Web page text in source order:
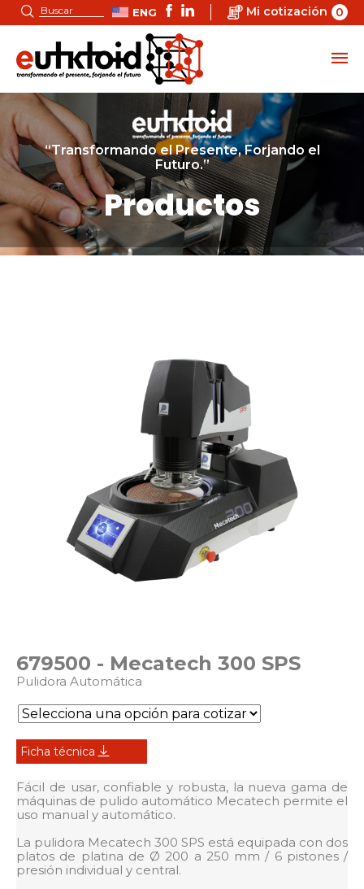
ENG Mi cotización 0
“Transformando el Presente, Forjando el
Futuro.”
Productos
679500 - Mecatech 300 SPS
Pulidora Automática
Ficha técnica
Fácil de usar, confiable y robusta, la nueva gama de
máquinas de pulido automático Mecatech permite el
uso manual y automático.
La pulidora Mecatech 300 SPS está equipada con dos
platos de platina de Ø 200 a 250 mm / 6 pistones /
presión individual y central.